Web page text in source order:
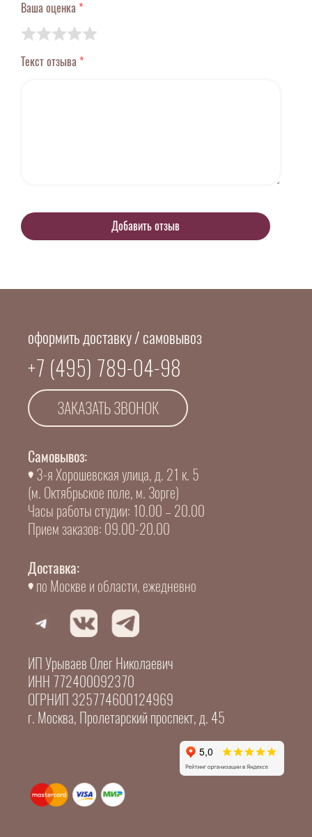
Ваша оценка *
Текст отзыва *
оформить доставку / самовывоз
+7 (495) 789-04-98
ЗАКАЗАТЬ ЗВОНОК
Самовывоз:
3-я Хорошевская улица, д. 21 к. 5
(м. Октябрьское поле, м. Зорге)
Часы работы студии: 10.00 – 20.00
Прием заказов: 09.00-20.00
Доставка:
по Москве и области, ежедневно
ИП Урываев Олег Николаевич
ИНН 772400092370
ОГРНИП 325774600124969
г. Москва, Пролетарский проспект, д. 45